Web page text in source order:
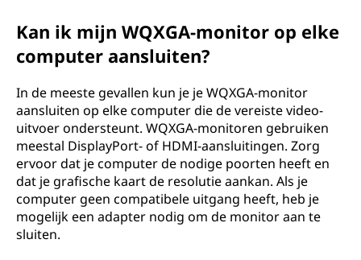
Kan ik mijn WQXGA-monitor op elke
computer aansluiten?
In de meeste gevallen kun je je WQXGA-monitor
aansluiten op elke computer die de vereiste video-
uitvoer ondersteunt. WQXGA-monitoren gebruiken
meestal DisplayPort- of HDMI-aansluitingen. Zorg
ervoor dat je computer de nodige poorten heeft en
dat je grafische kaart de resolutie aankan. Als je
computer geen compatibele uitgang heeft, heb je
mogelijk een adapter nodig om de monitor aan te
sluiten.